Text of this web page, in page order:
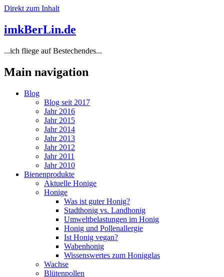
Direkt zum Inhalt
imkBerLin.de
...ich fliege auf Bestechendes...
Main navigation
Blog
Blog seit 2017
Jahr 2016
Jahr 2015
Jahr 2014
Jahr 2013
Jahr 2012
Jahr 2011
Jahr 2010
Bienenprodukte
Aktuelle Honige
Honige
Was ist guter Honig?
Stadthonig vs. Landhonig
Umweltbelastungen im Honig
Honig und Pollenallergie
Ist Honig vegan?
Wabenhonig
Wissenswertes zum Honigglas
Wachse
Blütenpollen